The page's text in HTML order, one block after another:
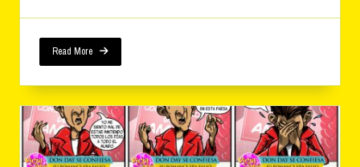
Read More